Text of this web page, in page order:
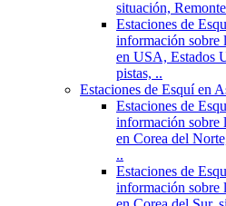
situación,
Estaciones de
información sobre
en USA, Estados
pistas, ..
Estaciones de Esquí en
Estaciones de
información sobre
en Corea del
..
Estaciones de
información sobre